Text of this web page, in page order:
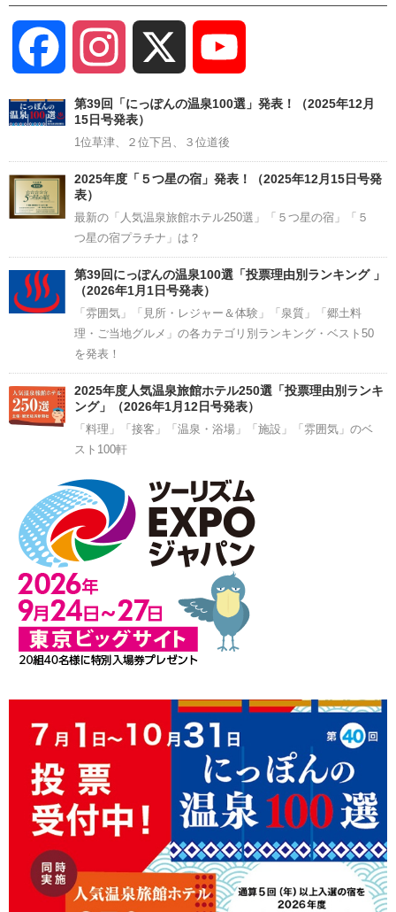
Facebook Instagram
Channel
第39回「にっぽんの温泉100選」発表！（2025年12月
15日号発表）
1位草津、２位下呂、３位道後
2025年度「５つ星の宿」発表！（2025年12月15日号発
表）
最新の「人気温泉旅館ホテル250選」「５つ星の宿」「５
つ星の宿プラチナ」は？
第39回にっぽんの温泉100選「投票理由別ランキング 」
（2026年1月1日号発表）
「雰囲気」「見所・レジャー＆体験」「泉質」「郷土料
理・ご当地グルメ」の各カテゴリ別ランキング・ベスト50
を発表！
2025年度人気温泉旅館ホテル250選「投票理由別ランキ
ング」（2026年1月12日号発表）
「料理」「接客」「温泉・浴場」「施設」「雰囲気」のベ
スト100軒